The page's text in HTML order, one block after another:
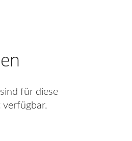
für diese